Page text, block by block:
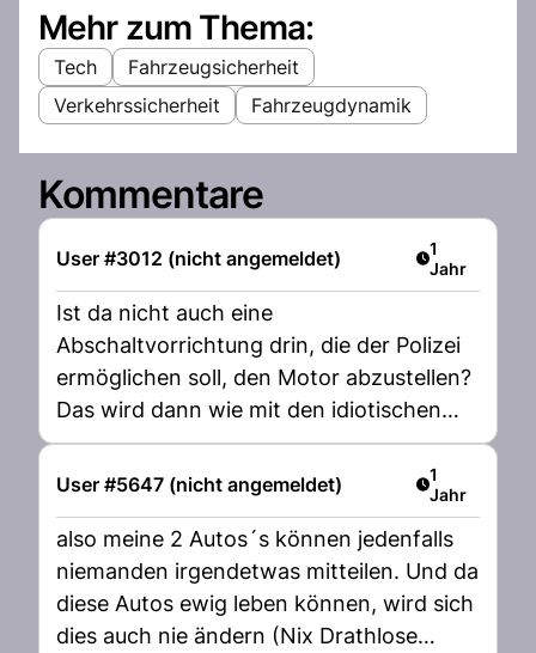
Mehr zum Thema:
Tech
Fahrzeugsicherheit
Verkehrssicherheit
Fahrzeugdynamik
Kommentare
User #3012 (nicht angemeldet) Artikel
1
Jahr
Ist da nicht auch eine
Abschaltvorrichtung drin, die der Polizei
ermöglichen soll, den Motor abzustellen?
Das wird dann wie mit den idiotischen
elektronischen Schlüsseln: Die Kriminellen
stellen sich drauf ein, haben dann die
Abschaltvorrichtung und können dann
jeden abzocken.
User #5647 (nicht angemeldet) Artikel
1
Jahr
also meine 2 Autos´s können jedenfalls
niemanden irgendetwas mitteilen. Und da
diese Autos ewig leben können, wird sich
dies auch nie ändern (Nix Drathlose